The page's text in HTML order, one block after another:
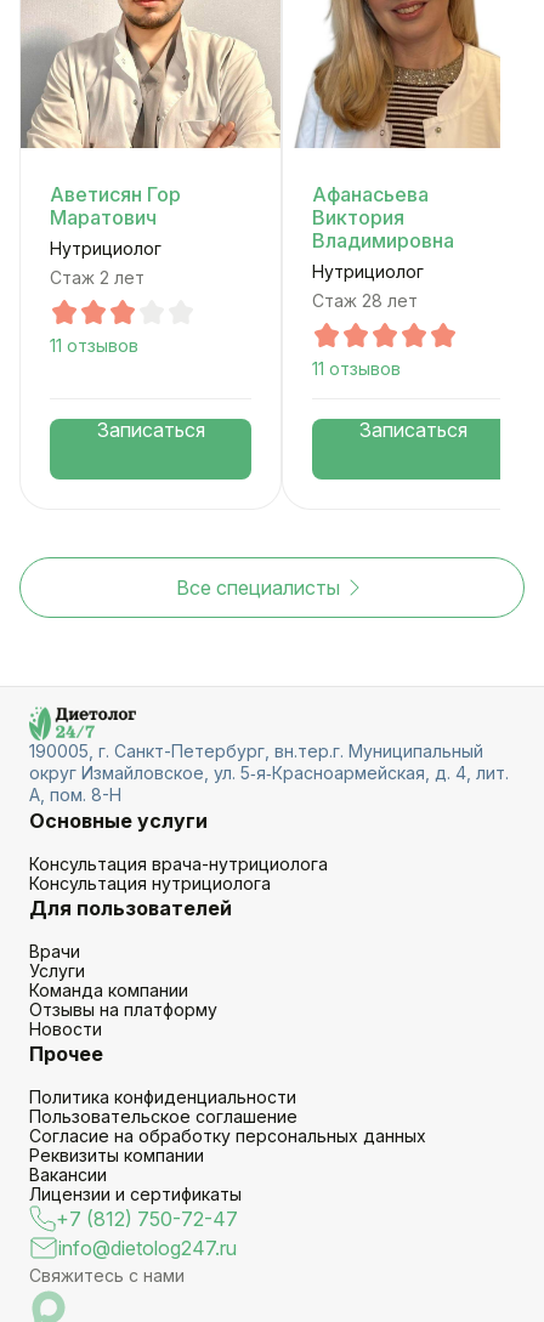
Аветисян Гор
Маратович
Нутрициолог
Стаж 2 лет
11 отзывов
Записаться
Афанасьева
Виктория
Владимировна
Нутрициолог
Стаж 28 лет
11 отзывов
Записаться
Все специалисты
190005, г. Санкт-Петербург, вн.тер.г. Муниципальный
округ Измайловское, ул. 5‑я‑Красноармейская, д. 4, лит.
А, пом. 8-Н
Основные услуги
Консультация врача-нутрициолога
Консультация нутрициолога
Для пользователей
Врачи
Услуги
Команда компании
Отзывы на платформу
Новости
Прочее
Политика конфиденциальности
Пользовательское соглашение
Согласие на обработку персональных данных
Реквизиты компании
Вакансии
Лицензии и сертификаты
+7 (812) 750-72-47
info@dietolog247.ru
Свяжитесь с нами